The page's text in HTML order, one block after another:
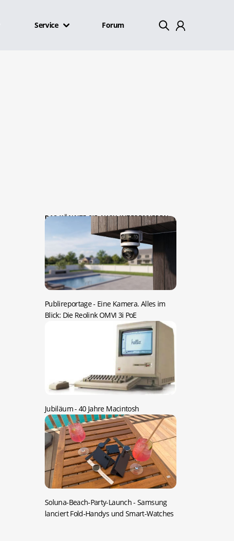
Service Forum
DAS KÖNNTE SIE AUCH INTERESSIEREN:
Publireportage - Eine Kamera. Alles im
Blick: Die Reolink OMVI 3i PoE
Jubiläum - 40 Jahre Macintosh
Soluna-Beach-Party-Launch -Samsung
lanciert Fold-Handys und Smart-Watches